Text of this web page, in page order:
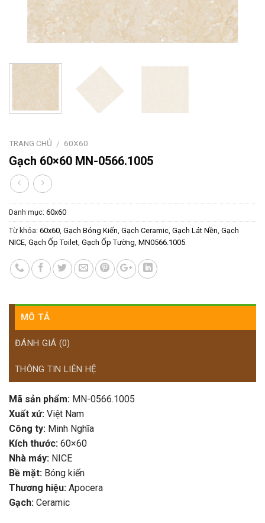
TRANG CHỦ / 60X60
Gạch 60×60 MN-0566.1005
Danh mục: 60x60
Từ khóa: 60x60, Gạch Bóng Kiến, Gạch Ceramic, Gạch Lát Nền, Gạch
NICE, Gạch Ốp Toilet, Gạch Ốp Tường, MN0566.1005
MÔ TẢ
ĐÁNH GIÁ (0)
THÔNG TIN LIÊN HỆ
Mã sản phẩm: MN-0566.1005
Xuất xứ: Việt Nam
Công ty: Minh Nghĩa
Kích thước: 60×60
Nhà máy: NICE
Bề mặt: Bóng kiến
Thương hiệu: Apocera
Gạch: Ceramic